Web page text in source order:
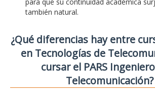
también natural.
¿Qué diferencias hay entre
en Tecnologías de
cursar el PARS
Telecomunicación?